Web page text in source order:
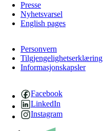
Presse
Nyhetsvarsel
English pages
Personvern
Tilgjengelighetserklæring
Informasjonskapsler
Facebook
LinkedIn
Instagram